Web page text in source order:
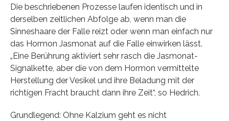
Die beschriebenen Prozesse laufen identisch und in
derselben zeitlichen Abfolge ab, wenn man die
Sinneshaare der Falle reizt oder wenn man einfach nur
das Hormon Jasmonat auf die Falle einwirken lässt.
„Eine Berührung aktiviert sehr rasch die Jasmonat-
Signalkette, aber die von dem Hormon vermittelte
Herstellung der Vesikel und ihre Beladung mit der
richtigen Fracht braucht dann ihre Zeit“, so Hedrich.
Grundlegend: Ohne Kalzium geht es nicht